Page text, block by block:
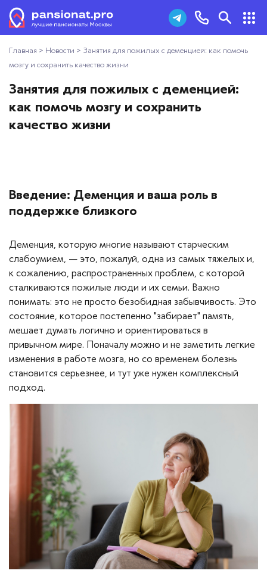
Пансионаты для пожилых
Дома престарелых
Пансионаты для ветеранов
Добавить пансионат
Отзывы
Вопросы — ответы
Новости
Контакты
Заказать звонок
Главная > Новости > Занятия для пожилых с деменцией: как помочь
мозгу и сохранить качество жизни
Занятия для пожилых с деменцией:
как помочь мозгу и сохранить
качество жизни
Введение: Деменция и ваша роль в
поддержке близкого
Деменция, которую многие называют старческим
слабоумием, — это, пожалуй, одна из самых тяжелых и,
к сожалению, распространенных проблем, с которой
сталкиваются пожилые люди и их семьи. Важно
понимать: это не просто безобидная забывчивость. Это
состояние, которое постепенно "забирает" память,
мешает думать логично и ориентироваться в
привычном мире. Поначалу можно и не заметить легкие
изменения в работе мозга, но со временем болезнь
становится серьезнее, и тут уже нужен комплексный
подход.